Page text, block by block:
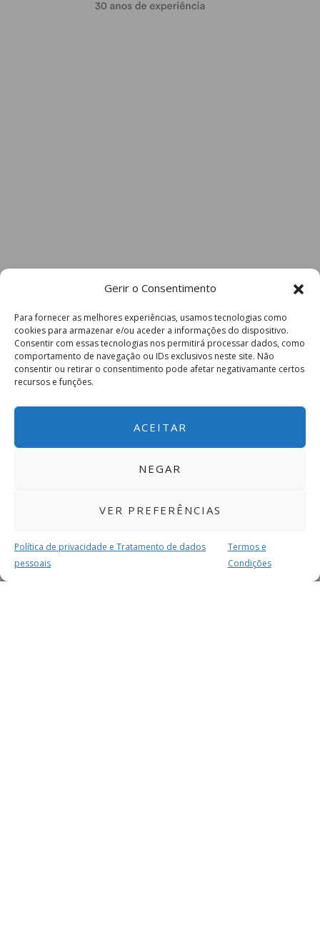
Gerir o Consentimento
Para fornecer as melhores experiências, usamos tecnologias como
cookies para armazenar e/ou aceder a informações do dispositivo.
Consentir com essas tecnologias nos permitirá processar dados, como
comportamento de navegação ou IDs exclusivos neste site. Não
consentir ou retirar o consentimento pode afetar negativamante certos
recursos e funções.
ACEITAR
NEGAR
VER PREFERÊNCIAS
Política de privacidade e Tratamento de dados
pessoais
Termos e
Condições